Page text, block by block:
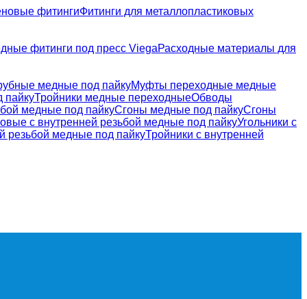
фитингиФитинги для металлопластиковых
фитинги под пресс ViegaРасходные материалы для
медные под пайкуМуфты переходные медные
пайкуТройники медные переходныеОбводы
медные под пайкуСгоны медные под пайкуСгоны
с внутренней резьбой медные под пайкуУгольники с
резьбой медные под пайкуТройники с внутренней